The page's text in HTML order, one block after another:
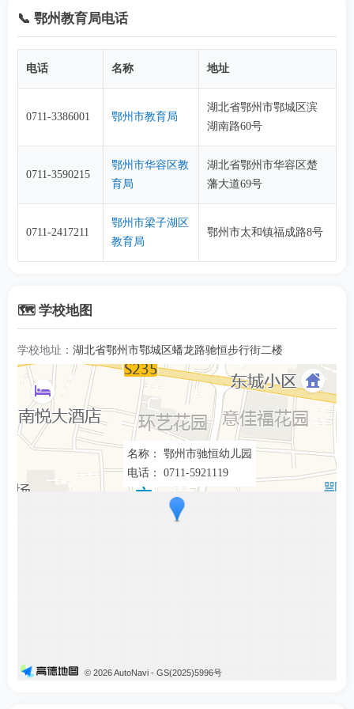
📞 鄂州教育局电话
电话 名称 地址
0711-3386001 鄂州市教育局
湖北省鄂州市鄂城区滨
湖南路60号
0711-3590215
鄂州市华容区教
育局
湖北省鄂州市华容区楚
藩大道69号
0711-2417211
鄂州市梁子湖区
教育局
鄂州市太和镇福成路8号
🗺️ 学校地图
学校地址： 湖北省鄂州市鄂城区蟠龙路驰恒步行街二楼
名称： 鄂州市驰恒幼儿园
电话： 0711-5921119
© 2026 AutoNavi - GS(2025)5996号